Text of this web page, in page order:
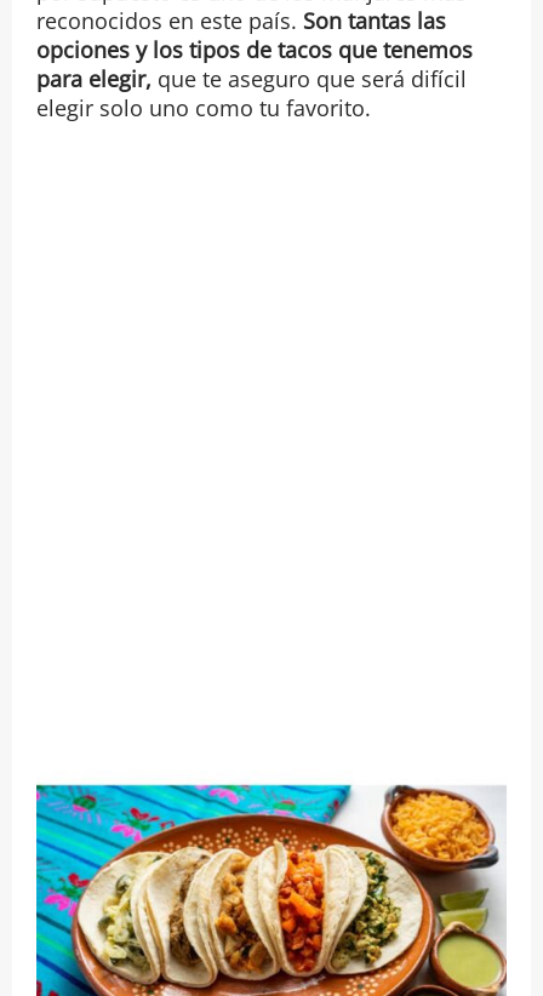
reconocidos en este país. Son tantas las
opciones y los tipos de tacos que tenemos
para elegir, que te aseguro que será difícil
elegir solo uno como tu favorito.